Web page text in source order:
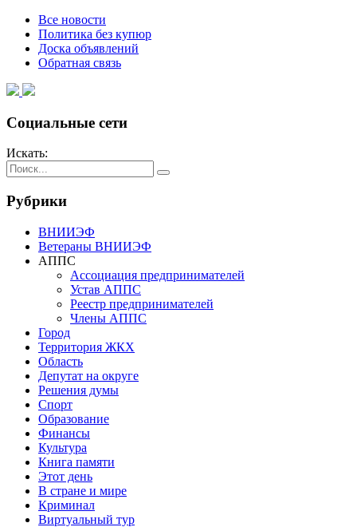
Все новости
Политика без купюр
Доска объявлений
Обратная связь
Социальные сети
Искать:
Рубрики
ВНИИЭФ
Ветераны ВНИИЭФ
АППС
Ассоциация предпринимателей
Устав АППС
Реестр предпринимателей
Члены АППС
Город
Территория ЖКХ
Область
Депутат на округе
Решения думы
Спорт
Образование
Финансы
Культура
Книга памяти
Этот день
В стране и мире
Криминал
Виртуальный тур